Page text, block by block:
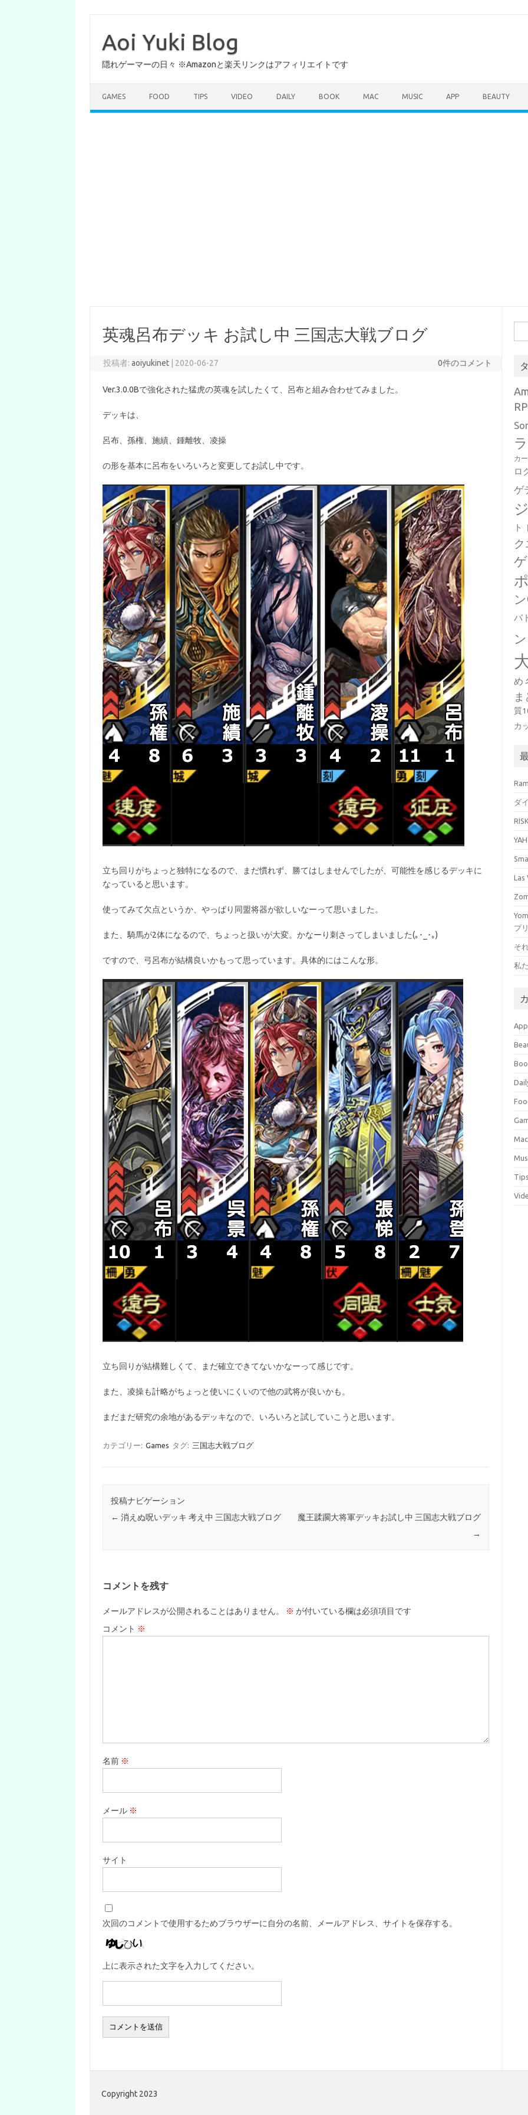
Aoi Yuki Blog
隠れゲーマーの日々 ※Amazonと楽天リンクはアフィリエイトです
GAMES FOOD TIPS VIDEO DAILY BOOK MAC MUSIC APP BEAUTY
英魂呂布デッキ お試し中 三国志大戦ブログ
投稿者:aoiyukinet 2020-06-27 0件のコメント
Ver.3.0.0Bで強化された猛虎の英魂を試したくて、呂布と組み合わせてみました。
デッキは、
呂布、孫権、施績、鍾離牧、凌操
の形を基本に呂布をいろいろと変更してお試し中です。
立ち回りがちょっと独特になるので、まだ慣れず、勝てはしませんでしたが、可能性を感じるデッキに
なっていると思います。
使ってみて欠点というか、やっぱり同盟将器が欲しいなーって思いました。
また、騎馬が2体になるので、ちょっと扱いが大変。かなーり刺さってしまいました(｡･_･｡)
ですので、弓呂布が結構良いかもって思っています。具体的にはこんな形。
立ち回りが結構難しくて、まだ確立できてないかなーって感じです。
また、凌操も計略がちょっと使いにくいので他の武将が良いかも。
まだまだ研究の余地があるデッキなので、いろいろと試していこうと思います。
カテゴリー: Games タグ: 三国志大戦ブログ
投稿ナビゲーション
← 消えぬ呪いデッキ 考え中 三国志大戦ブログ
魔王蹂躙大将軍デッキお試し中 三国志大戦ブログ
→
コメントを残す
メールアドレスが公開されることはありません。 ※ が付いている欄は必須項目です
コメント ※
名前 ※
メール ※
サイト
次回のコメントで使用するためブラウザーに自分の名前、メールアドレス、サイトを保存する。
上に表示された文字を入力してください。
索:
カ
ロ
ゲ
ト
バ
め
ま
質
カ
ダ
Las
プリ
そ
私
App
Mac
Tips
Copyright 2023